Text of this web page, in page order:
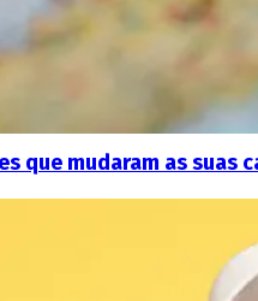
que mudaram as suas